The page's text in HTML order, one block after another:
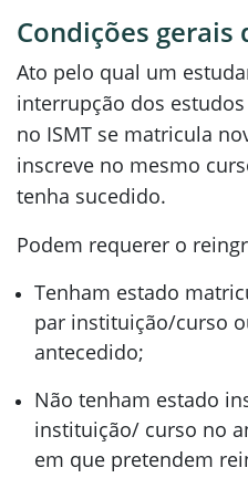
Condições gerais
Ato pelo qual um
interrupção dos
no ISMT se matricula
inscreve no mesmo
tenha sucedido.
Podem requerer o
Tenham estado
par instituição/curso
antecedido;
Não tenham estado
instituição/ curso no
em que pretendem